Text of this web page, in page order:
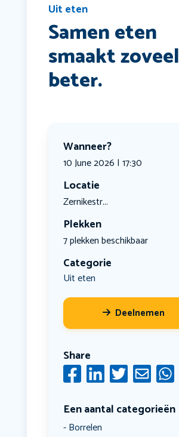
Uit eten
Samen eten
smaakt zoveel
beter.
Wanneer?
10 June 2026 | 17:30
Locatie
Zernikestr...
Plekken
7 plekken beschikbaar
Categorie
Uit eten
Deelnemen
Share
Een aantal categorieën
Borrelen